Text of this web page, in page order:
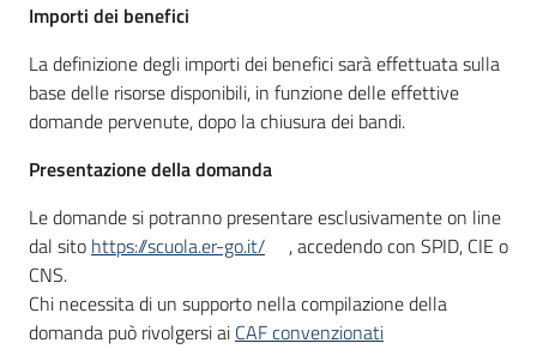
Importi dei benefici
La definizione degli importi dei benefici sarà effettuata sulla
base delle risorse disponibili, in funzione delle effettive
domande pervenute, dopo la chiusura dei bandi.
Presentazione della domanda
Le domande si potranno presentare esclusivamente on line
dal sito https://scuola.er-go.it/
, accedendo con SPID, CIE o
CNS.
Chi necessita di un supporto nella compilazione della
domanda può rivolgersi ai CAF convenzionati